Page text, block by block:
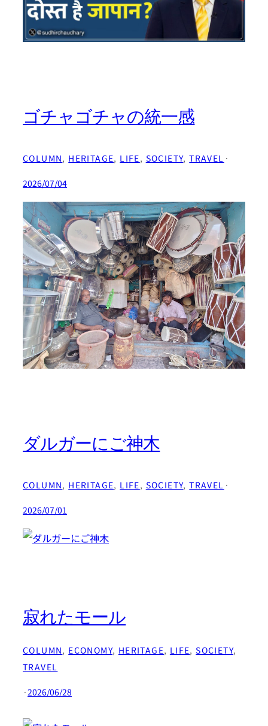
ゴチャゴチャの統一感
COLUMN, HERITAGE, LIFE, SOCIETY, TRAVEL ·
2026/07/04
ダルガーにご神木
COLUMN, HERITAGE, LIFE, SOCIETY, TRAVEL ·
2026/07/01
寂れたモール
COLUMN, ECONOMY, HERITAGE, LIFE, SOCIETY
TRAVEL
·2026/06/28